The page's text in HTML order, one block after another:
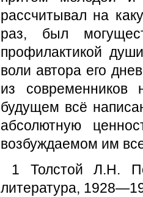
рассчитывал на
раз, был
профилактикой
воли автора его
из современников
будущем всё
абсолютную
возбуждаемом им
1 Толстой Л.Н.
литература,